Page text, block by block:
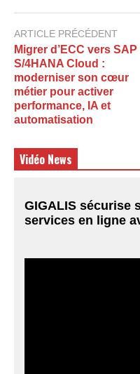
ARTICLE PRÉCÉDENT
Migrer d’ECC vers SAP
S/4HANA Cloud :
moderniser son cœur
métier pour activer
performance, IA et
automatisation
Vidéo News
GIGALIS sécurise
services en ligne